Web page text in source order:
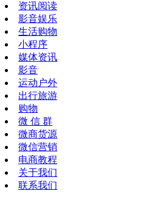
资讯阅读
影音娱乐
生活购物
小程序
媒体资讯
影音
运动户外
出行旅游
购物
微 信 群
微商货源
微信营销
电商教程
关于我们
联系我们